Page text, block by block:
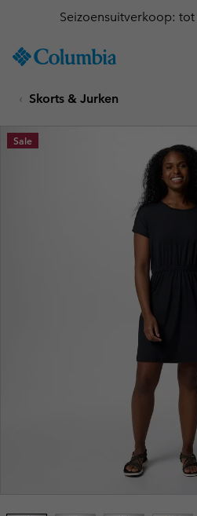
TO
SKIP
MAIN
NAV
Seizoensuitverkoop:
Skorts & Jurken
Sale